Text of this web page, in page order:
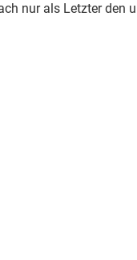
nur als Letzter den